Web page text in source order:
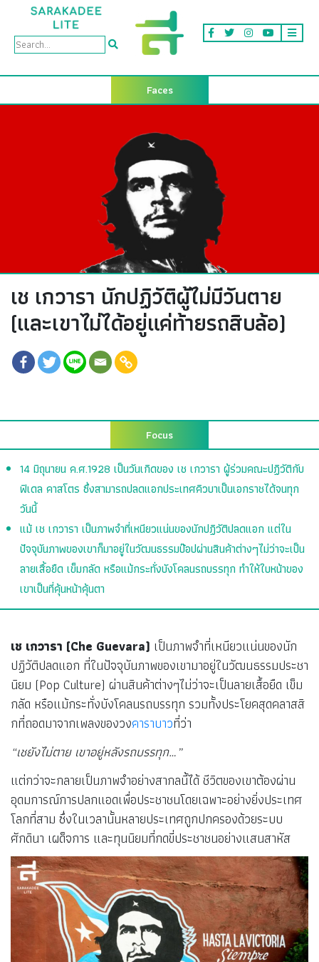
Faces
เช เกวารา นักปฏิวัติผู้ไม่มีวันตาย
(และเขาไม่ได้อยู่แค่ท้ายรถสิบล้อ)
Focus
14 มิถุนายน ค.ศ.1928 เป็นวันเกิดของ เช เกวารา ผู้ร่วมคณะปฏิวัติกับ
ฟิเดล คาสโตร ซึ่งสามารถปลดแอกประเทศคิวบาเป็นเอกราชได้จนทุก
วันนี้
แม้ เช เกวารา เป็นภาพจำที่เหนียวแน่นของนักปฏิวัติปลดแอก แต่ใน
ปัจจุบันภาพของเขาก็มาอยู่ในวัฒนธรรมป๊อปผ่านสินค้าต่างๆไม่ว่าจะเป็น
ลายเสื้อยืด เข็มกลัด หรือแม้กระทั่งบังโคลนรถบรรทุก ทำให้ใบหน้าของ
เขาเป็นที่คุ้นหน้าคุ้นตา
เช เกวารา (Che Guevara) เป็นภาพจำที่เหนียวแน่นของนัก
ปฏิวัติปลดแอก ที่ในปัจจุบันภาพของเขามาอยู่ในวัฒนธรรมประชา
นิยม (Pop Culture) ผ่านสินค้าต่างๆไม่ว่าจะเป็นลายเสื้อยืด เข็ม
กลัด หรือแม้กระทั่งบังโคลนรถบรรทุก รวมทั้งประโยคสุดคลาสสิ
กที่ถอดมาจากเพลงของวงคาราบาวที่ว่า
“เชยังไม่ตาย เขาอยู่หลังรถบรรทุก…”
แต่กว่าจะกลายเป็นภาพจำอย่างสากลนี้ได้ ชีวิตของเขาต้องผ่าน
อุดมการณ์การปลกแอดเพื่อประชาชนโดยเฉพาะอย่างยิ่งประเทศ
โลกที่สาม ซึ่งในเวลานั้นหลายประเทศถูกปกครองด้วยระบบ
ศักดินา เผด็จการ และทุนนิยมที่กดขี่ประชาชนอย่างแสนสาหัส